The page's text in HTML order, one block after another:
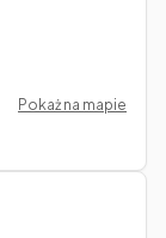
Pokaż na mapie